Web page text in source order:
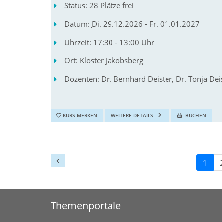
Status: 28 Plätze frei
Datum: Di. 29.12.2026 - Fr. 01.01.2027
Uhrzeit: 17:30 - 13:00 Uhr
Ort: Kloster Jakobsberg
Dozenten: Dr. Bernhard Deister, Dr. Tonja
KURS MERKEN WEITERE DETAILS BUCHEN
1
Themenportale